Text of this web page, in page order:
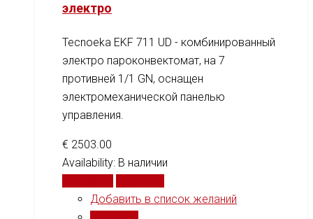
электро
Tecnoeka EKF 711 UD - комбинированный
электро пароконвектомат, на 7
противней 1/1 GN, оснащен
электромеханической панелью
управления.
€ 2503.00
Availability: В наличии
Добавить в список желаний